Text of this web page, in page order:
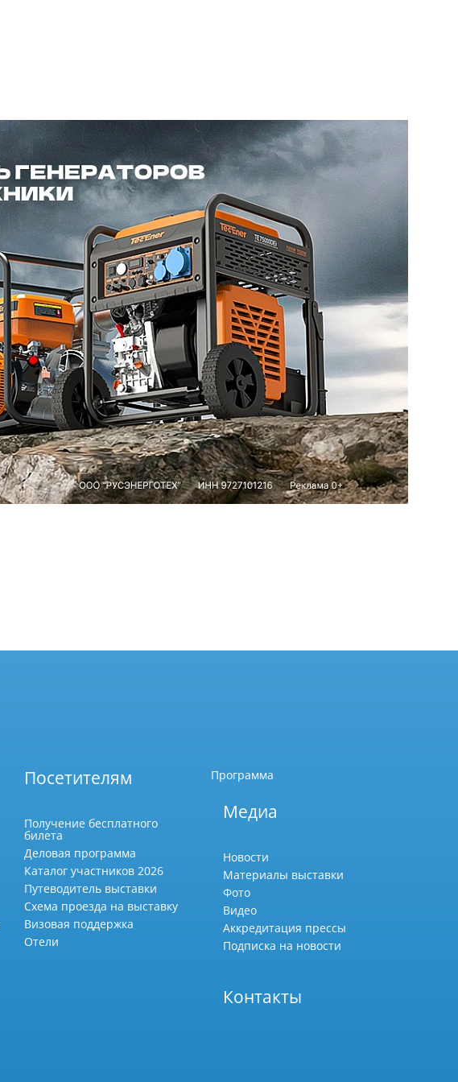
Посетителям
Получение бесплатного
билета
Деловая программа
Каталог участников 2026
Путеводитель выставки
Схема проезда на выставку
Визовая поддержка
Отели
Программа
Медиа
Новости
Материалы выставки
Фото
Видео
Аккредитация прессы
Подписка на новости
Контакты